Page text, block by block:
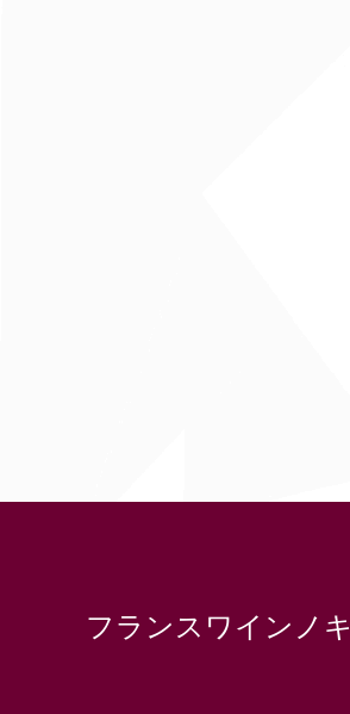
フランスワインノキ